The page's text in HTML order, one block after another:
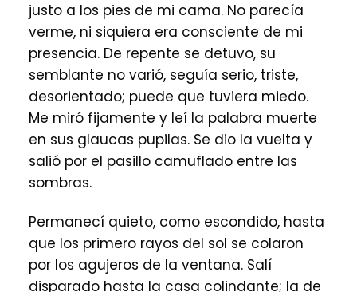
justo a los pies de mi cama. No parecía
verme, ni siquiera era consciente de mi
presencia. De repente se detuvo, su
semblante no varió, seguía serio, triste,
desorientado; puede que tuviera miedo.
Me miró fijamente y leí la palabra muerte
en sus glaucas pupilas. Se dio la vuelta y
salió por el pasillo camuflado entre las
sombras.
Permanecí quieto, como escondido, hasta
que los primero rayos del sol se colaron
por los agujeros de la ventana. Salí
disparado hasta la casa colindante; la de